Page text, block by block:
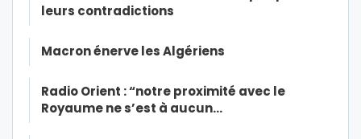
leurs contradictions
Macron énerve les Algériens
Radio Orient : “notre proximité avec le
Royaume ne s’est à aucun…